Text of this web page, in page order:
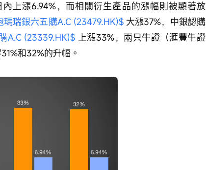
上漲6.94%，而相關衍生產品的漲幅則被顯著放
瑪瑞銀六五購A.C (23479.HK)$ 大漲37%，中銀認購
A.C (23339.HK)$ 上漲33%，兩只牛證（滙豐牛證
和32%的升幅。